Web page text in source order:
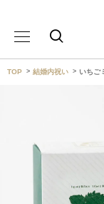
TOP 結婚内祝い いちご